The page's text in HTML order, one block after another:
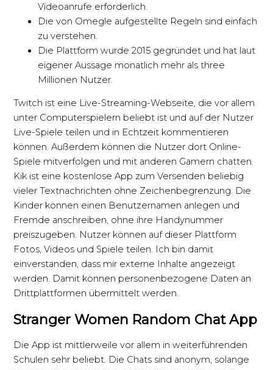
Videoanrufe erforderlich.
Die von Omegle aufgestellte Regeln sind einfach
zu verstehen.
Die Plattform wurde 2015 gegründet und hat laut
eigener Aussage monatlich mehr als three
Millionen Nutzer.
Twitch ist eine Live-Streaming-Webseite, die vor allem
unter Computerspielern beliebt ist und auf der Nutzer
Live-Spiele teilen und in Echtzeit kommentieren
können. Außerdem können die Nutzer dort Online-
Spiele mitverfolgen und mit anderen Gamern chatten.
Kik ist eine kostenlose App zum Versenden beliebig
vieler Textnachrichten ohne Zeichenbegrenzung. Die
Kinder können einen Benutzernamen anlegen und
Fremde anschreiben, ohne ihre Handynummer
preiszugeben. Nutzer können auf dieser Plattform
Fotos, Videos und Spiele teilen. Ich bin damit
einverstanden, dass mir externe Inhalte angezeigt
werden. Damit können personenbezogene Daten an
Drittplattformen übermittelt werden.
Stranger Women Random Chat App
Die App ist mittlerweile vor allem in weiterführenden
Schulen sehr beliebt. Die Chats sind anonym, solange